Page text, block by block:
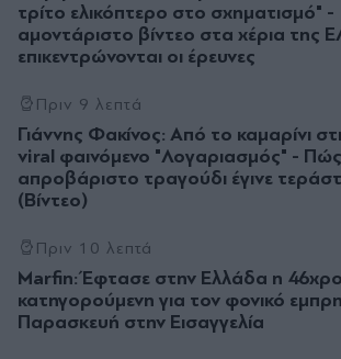
τρίτο ελικόπτερο στο σχηματισμό" -
αμοντάριστο βίντεο στα χέρια της
επικεντρώνονται οι έρευνες
Πριν 9 λεπτά
Γιάννης Φακίνος: Από το καμαρίνι
viral φαινόμενο "Λογαριασμός" -
απροβάριστο τραγούδι έγινε
(Βίντεο)
Πριν 10 λεπτά
Marfin: Έφτασε στην Ελλάδα η
κατηγορούμενη για τον φονικό
Παρασκευή στην Εισαγγελία